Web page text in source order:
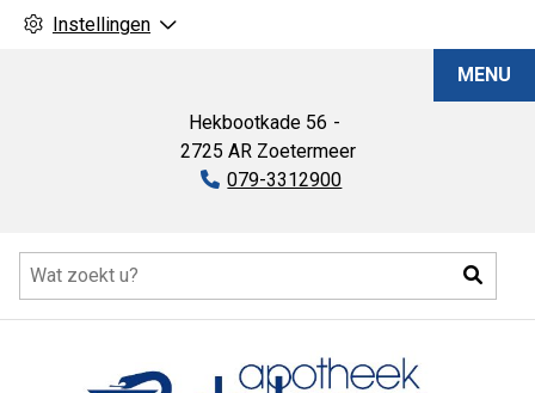
Instellingen
Hekbootkade 56
2725 AR Zoetermeer
Tel:
079-3312900
MENU